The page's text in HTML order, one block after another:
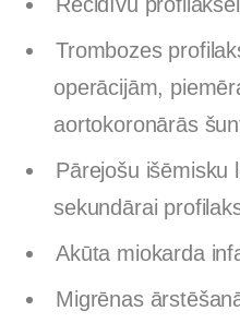
Trombozes
operācijām,
aortokoronārās
Pārejošu išēmisku
sekundārai
Akūta miokarda
Migrēnas